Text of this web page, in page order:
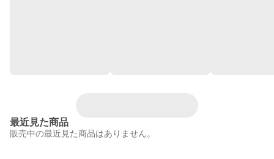
最近見た商品
販売中の最近見た商品はありません。